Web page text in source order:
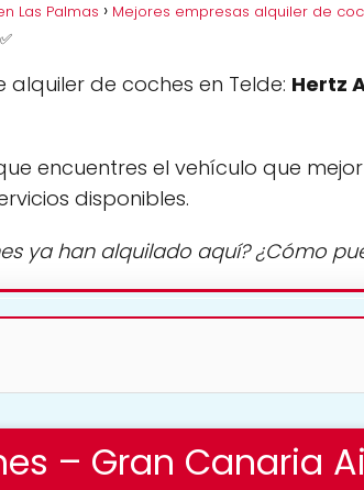
Las Palmas Mejores empresas alquiler de
de coches en Telde: Hertz
encuentres el vehículo que
disponibles.
ya han alquilado aquí? ¿Cómo
– Gran Canaria